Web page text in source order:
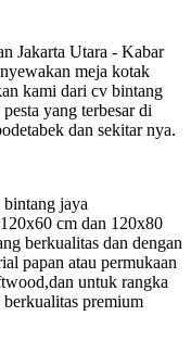
Jakarta Utara - Kabar
meja kotak
kami dari cv bintang
yang terbesar di
dan sekitar nya.
bintang jaya
cm dan 120x80
berkualitas dan dengan
papan atau permukaan
untuk rangka
premium